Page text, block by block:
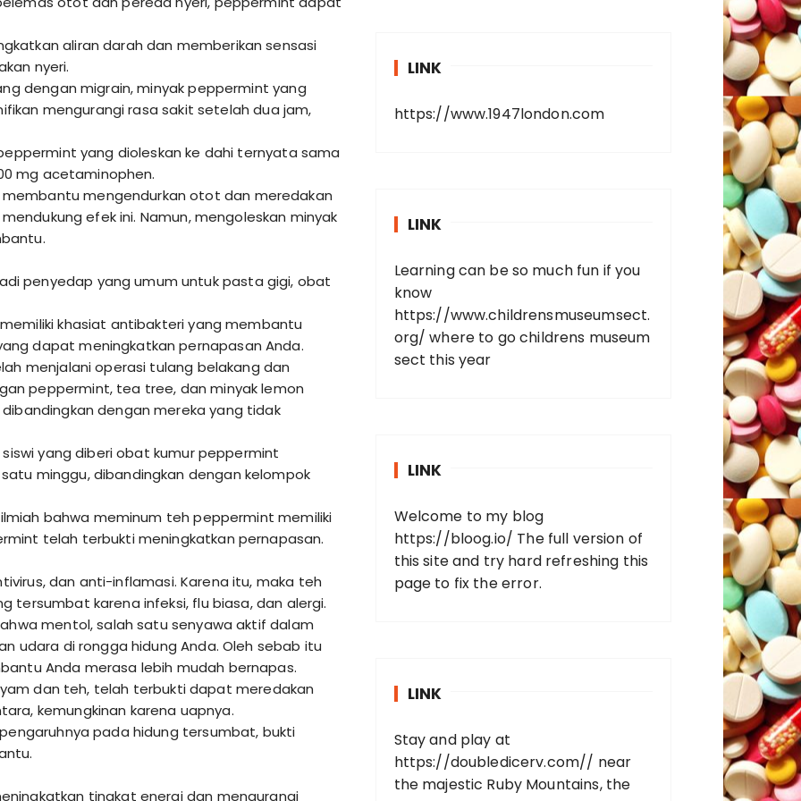
aliran darah dan memberikan sensasi
nyeri.
dengan migrain, minyak peppermint yang
mengurangi rasa sakit setelah dua jam,
yang dioleskan ke dahi ternyata sama
mg acetaminophen.
mengendurkan otot dan meredakan
efek ini. Namun, mengoleskan minyak
penyedap yang umum untuk pasta gigi, obat
khasiat antibakteri yang membantu
dapat meningkatkan pernapasan Anda.
menjalani operasi tulang belakang dan
peppermint, tea tree, dan minyak lemon
dengan mereka yang tidak
yang diberi obat kumur peppermint
minggu, dibandingkan dengan kelompok
bahwa meminum teh peppermint memiliki
telah terbukti meningkatkan pernapasan.
dan anti-inflamasi. Karena itu, maka teh
tersumbat karena infeksi, flu biasa, dan alergi.
mentol, salah satu senyawa aktif dalam
udara di rongga hidung Anda. Oleh sebab itu
Anda merasa lebih mudah bernapas.
dan teh, telah terbukti dapat meredakan
kemungkinan karena uapnya.
pada hidung tersumbat, bukti
tingkat energi dan mengurangi
LINK
https://www.1947london.com
LINK
Learning can be so much fun if you
know
https://www.childrensmuseumsect.
org/ where to go childrens museum
sect this year
LINK
Welcome to my blog
https://bloog.io/ The full version of
this site and try hard refreshing this
page to fix the error.
LINK
Stay and play at
https://doubledicerv.com// near
the majestic Ruby Mountains, the